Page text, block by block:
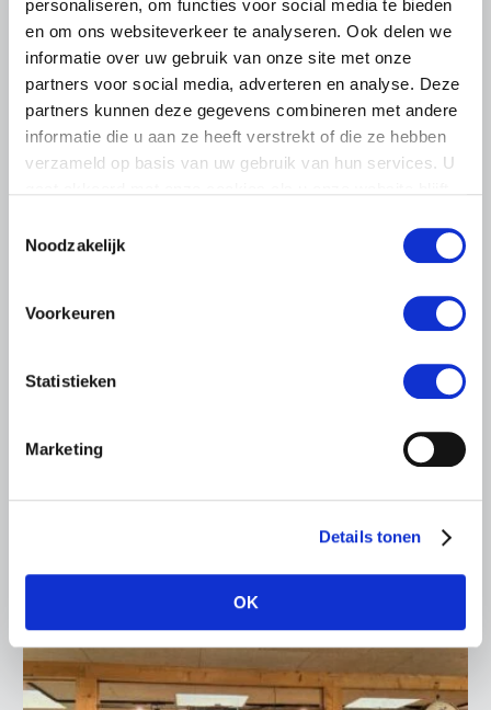
personaliseren, om functies voor social media te bieden
en om ons websiteverkeer te analyseren. Ook delen we
informatie over uw gebruik van onze site met onze
partners voor social media, adverteren en analyse. Deze
partners kunnen deze gegevens combineren met andere
informatie die u aan ze heeft verstrekt of die ze hebben
verzameld op basis van uw gebruik van hun services. U
Noodzakelijk
Voorkeuren
Statistieken
Marketing
Details tonen
OK
6 AUGUSTUS 2026
bezoekt melkveehouderij in
Maarten Goudzwaard (JA21) en beleidsmedewerker
Vries in It Heidenskip.
Lees meer